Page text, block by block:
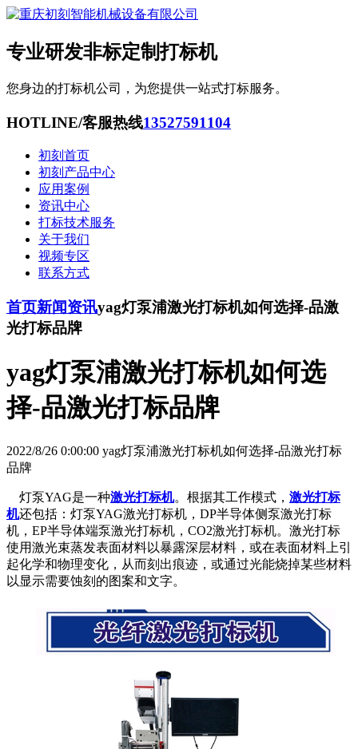
专业研发非标定制打标机
您身边的打标机公司，为您提供一站式打标服务。
HOTLINE/客服热线13527591104
初刻首页
初刻产品中心
应用案例
资讯中心
打标技术服务
关于我们
视频专区
联系方式
首页新闻资讯yag灯泵浦激光打标机如何选择-品激
光打标品牌
yag灯泵浦激光打标机如何选
择-品激光打标品牌
2022/8/26 0:00:00 yag灯泵浦激光打标机如何选择-品激光打标
品牌
灯泵YAG是一种激光打标机。根据其工作模式， 激光打标
机还包括：灯泵YAG激光打标机，DP半导体侧泵激光打标
机，EP半导体端泵激光打标机，CO2激光打标机。激光打标
使用激光束蒸发表面材料以暴露深层材料，或在表面材料上引
起化学和物理变化，从而刻出痕迹，或通过光能烧掉某些材料
以显示需要蚀刻的图案和文字。